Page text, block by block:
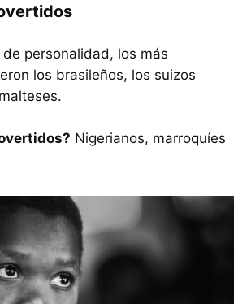
personalidad, los más
los brasileños, los suizos
Nigerianos, marroquíes